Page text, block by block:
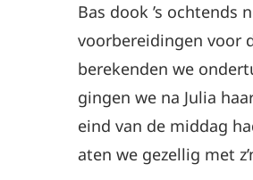
Bas dook ’s
voorbereidingen voor
berekenden we
gingen we na Julia
eind van de middag
aten we gezellig met